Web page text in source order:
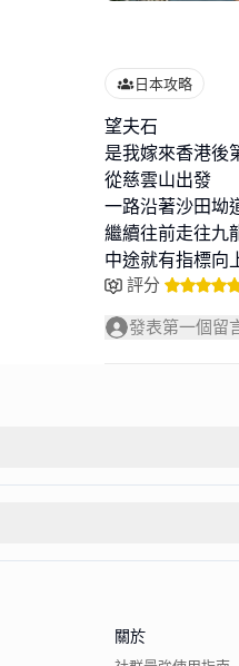
日本攻略
望夫石
是我嫁來香港後
從慈雲山出發
一路沿著沙田坳
繼續往前走往九
中途就有指標向
評分
發表第一個留
關於